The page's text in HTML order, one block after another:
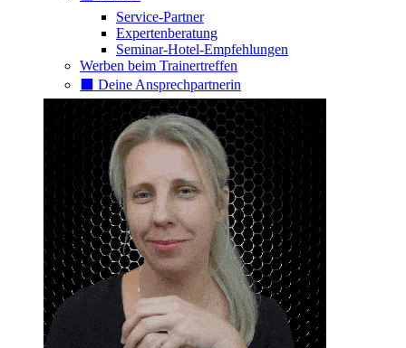
Service-Partner
Expertenberatung
Seminar-Hotel-Empfehlungen
Werben beim Trainertreffen
⬛️ Deine Ansprechpartnerin